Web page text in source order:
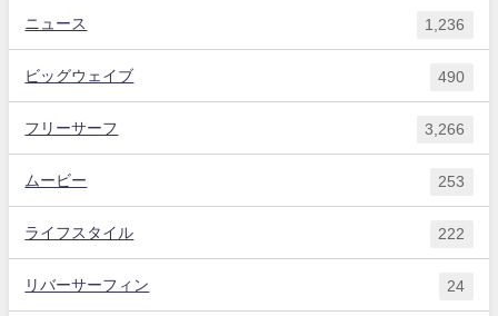
ニュース 1,236
ビッグウェイブ 490
フリーサーフ 3,266
ムービー 253
ライフスタイル 222
リバーサーフィン 24